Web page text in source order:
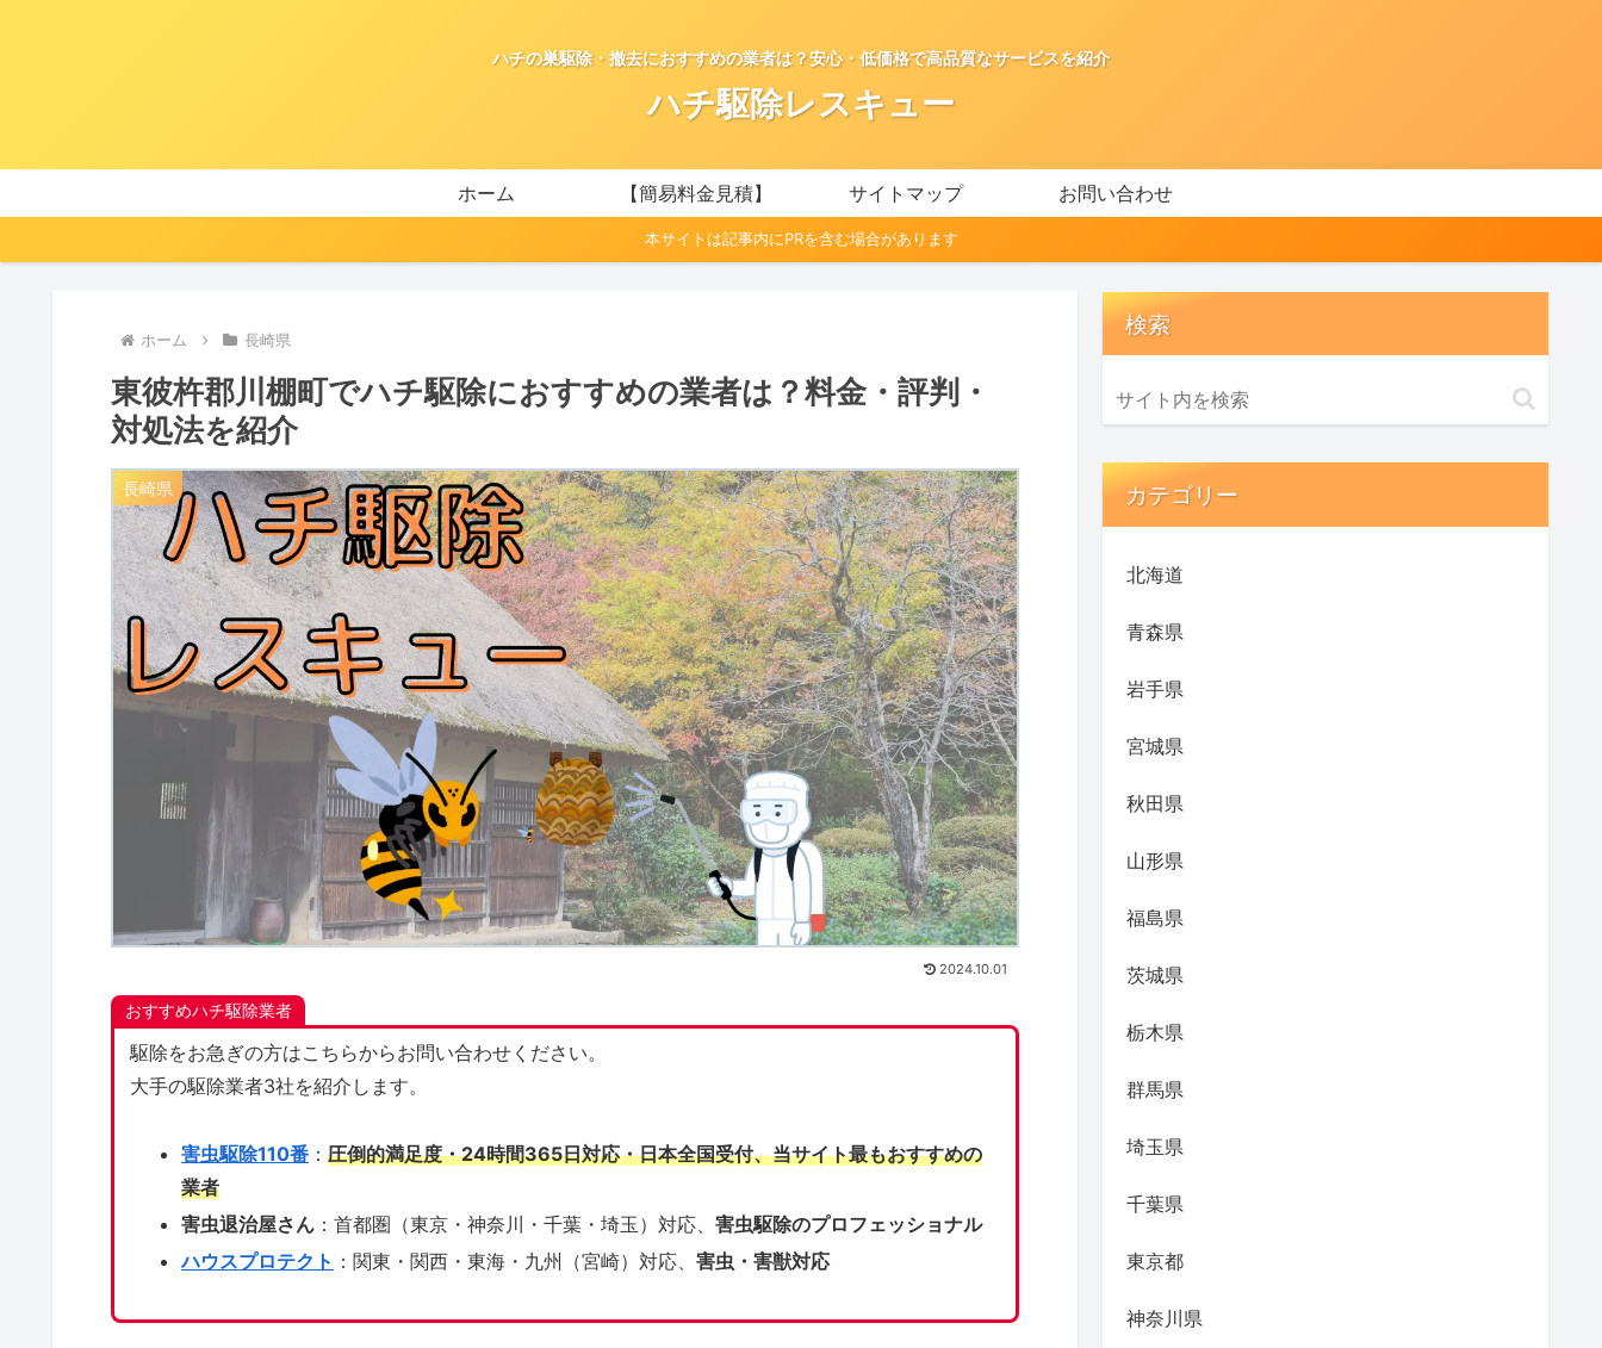
ハチの巣駆除・撤去におすすめの業者は？安心・低価格で高品質なサービスを紹介
ハチ駆除レスキュー
ホーム 【簡易料金見積】 サイトマップ お問い合わせ
本サイトは記事内にPRを含む場合があります
ホーム 長崎県
東彼杵郡川棚町でハチ駆除におすすめの業者は？料金・評判・
対処法を紹介
長崎県
2024.10.01
おすすめハチ駆除業者
駆除をお急ぎの方はこちらからお問い合わせください。
大手の駆除業者3社を紹介します。
害虫駆除110番： 圧倒的満足度・24時間365日対応・日本全国受付、当サイト最もおすすめの
業者
害虫退治屋さん：首都圏（東京・神奈川・千葉・埼玉）対応、 害虫駆除のプロフェッショナル
ハウスプロテクト ：関東・関西・東海・九州（宮崎）対応、 害虫・害獣対応
検索
カテゴリー
北海道
青森県
岩手県
宮城県
秋田県
山形県
福島県
茨城県
栃木県
群馬県
埼玉県
千葉県
東京都
神奈川県